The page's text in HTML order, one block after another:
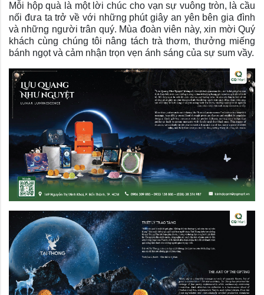
Mỗi hộp quà là một lời chúc cho vạn sự vuông tròn, là cầu
nối đưa ta trở về với những phút giây an yên bên gia đình
và những người trân quý. Mùa đoàn viên này, xin mời Quý
khách cùng chúng tôi nâng tách trà thơm, thưởng miếng
bánh ngọt và cảm nhận trọn vẹn ánh sáng của sự sum vầy.